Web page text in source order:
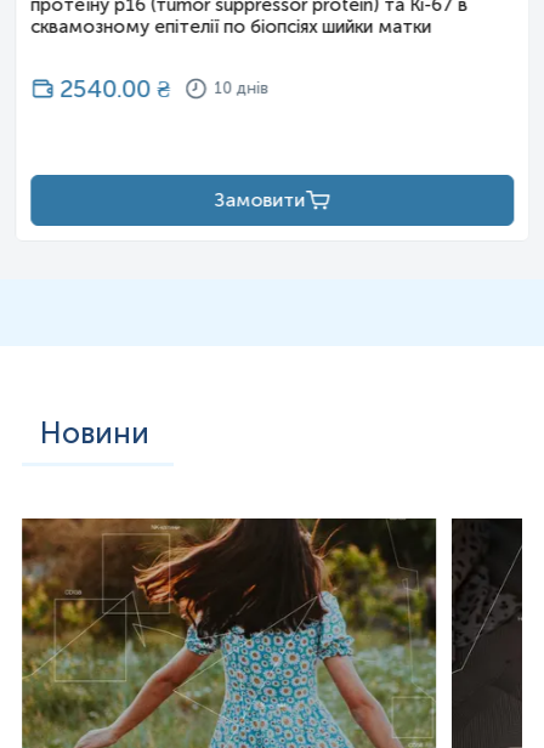
протеїну р16 (тumor suppressor protein) та Кі-67 в
сквамозному епітелії по біопсіях шийки матки
2540.00₴ 10 днів
Замовити
Новини